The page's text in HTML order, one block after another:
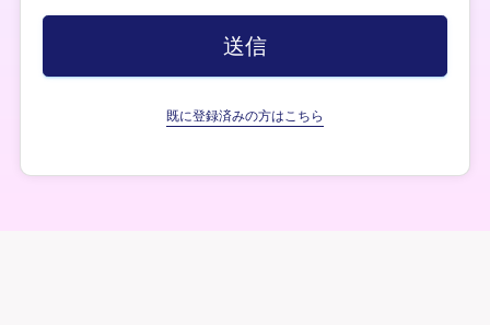
既に登録済みの方はこちら